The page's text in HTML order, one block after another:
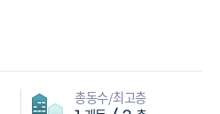
총동수/최고층